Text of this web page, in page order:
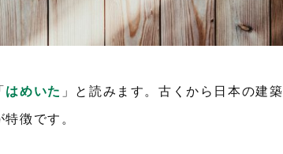
はめいた 」と読みます。古くから日本の建築
徴です。